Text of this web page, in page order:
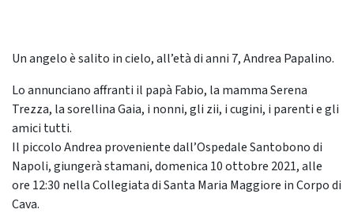
Un angelo è salito in cielo, all’età di anni 7, Andrea Papalino.
Lo annunciano affranti il papà Fabio, la mamma Serena
Trezza, la sorellina Gaia, i nonni, gli zii, i cugini, i parenti e gli
amici tutti.
Il piccolo Andrea proveniente dall’Ospedale Santobono di
Napoli, giungerà stamani, domenica 10 ottobre 2021, alle
ore 12:30 nella Collegiata di Santa Maria Maggiore in Corpo di
Cava.